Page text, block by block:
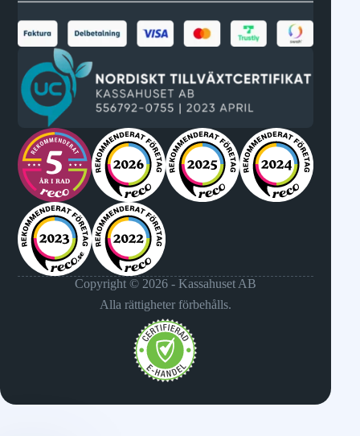
Copyright © 2026 - Kassahuset AB
Alla rättigheter förbehålls.